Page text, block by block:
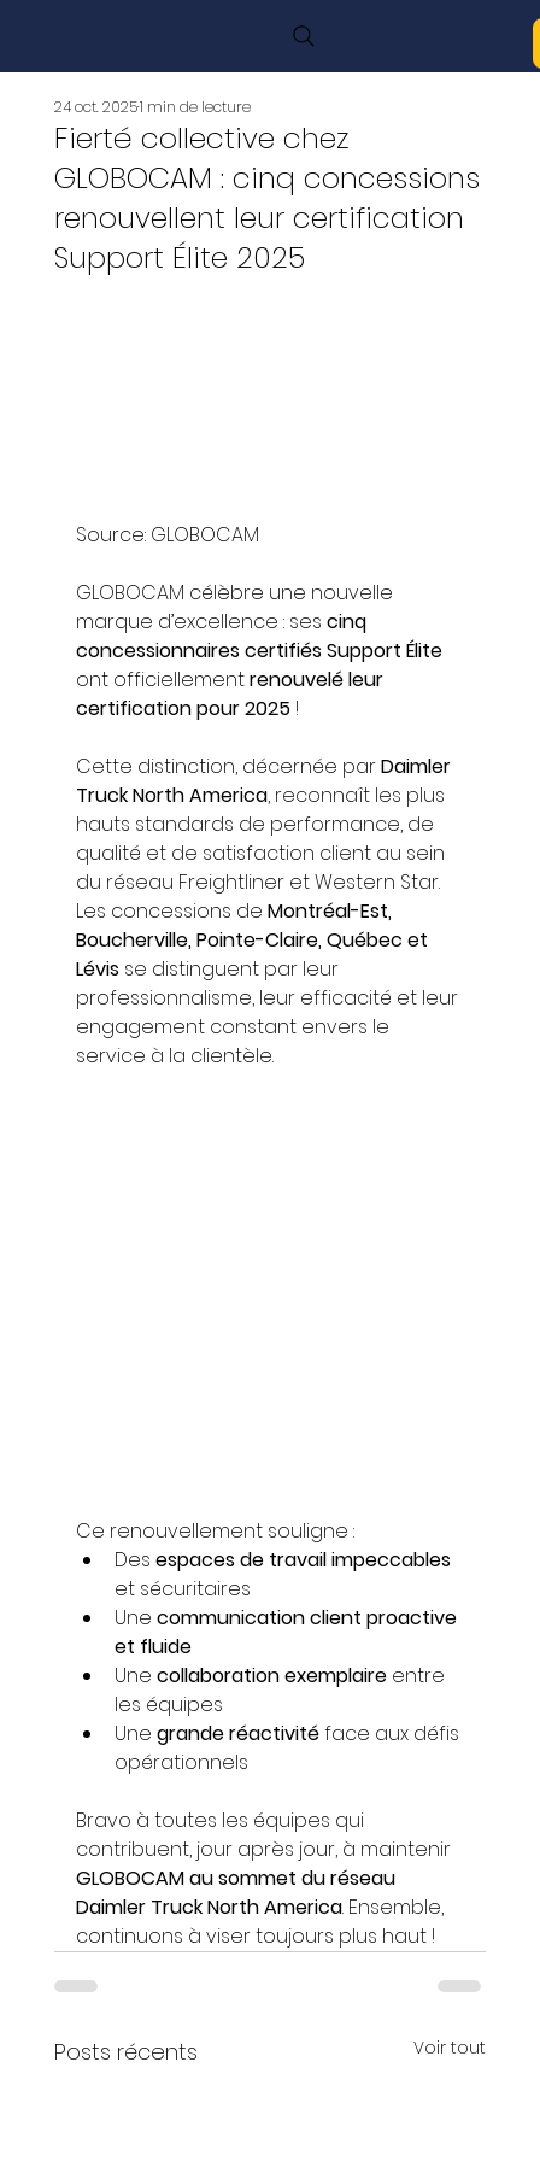
Fierté collective chez
GLOBOCAM : cinq concessions
renouvellent leur certification
Support Élite 2025
24 oct. 20251 min de lecture
Source: GLOBOCAM
GLOBOCAM célèbre une nouvelle
marque d’excellence : ses cinq
concessionnaires certifiés Support Élite
ont officiellement renouvelé leur
certification pour 2025 !
Cette distinction, décernée par Daimler
Truck North America, reconnaît les plus
hauts standards de performance, de
qualité et de satisfaction client au sein
du réseau Freightliner et Western Star.
Les concessions de Montréal-Est,
Boucherville, Pointe-Claire, Québec et
Lévis se distinguent par leur
professionnalisme, leur efficacité et leur
engagement constant envers le
service à la clientèle.
Ce renouvellement souligne :
Des espaces de travail impeccables
et sécuritaires
Une communication client proactive
et fluide
Une collaboration exemplaire entre
les équipes
Une grande réactivité face aux défis
opérationnels
Bravo à toutes les équipes qui
contribuent, jour après jour, à maintenir
GLOBOCAM au sommet du réseau
Daimler Truck North America. Ensemble,
continuons à viser toujours plus haut !
Posts récents Voir tout